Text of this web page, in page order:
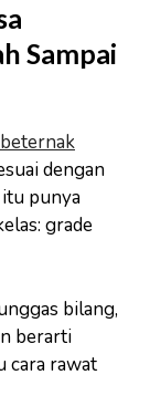
Sampai
dengan
itu punya
grade
bilang,
berarti
cara rawat